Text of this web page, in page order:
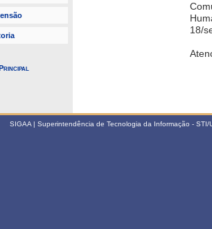
18/
SIGAA | Superintendência de Tecnologia da Informação -